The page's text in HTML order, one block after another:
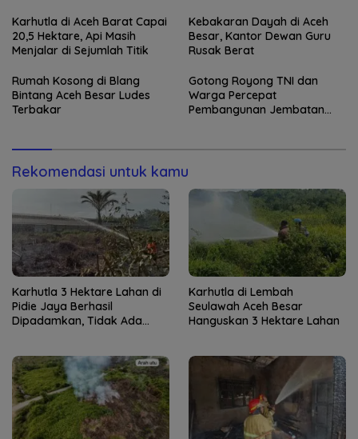
Karhutla di Aceh Barat Capai
20,5 Hektare, Api Masih
Menjalar di Sejumlah Titik
Kebakaran Dayah di Aceh
Besar, Kantor Dewan Guru
Rusak Berat
Rumah Kosong di Blang
Bintang Aceh Besar Ludes
Terbakar
Gotong Royong TNI dan
Warga Percepat
Pembangunan Jembatan
Rekomendasi untuk kamu
Karhutla 3 Hektare Lahan di
Pidie Jaya Berhasil
Dipadamkan, Tidak Ada
Karhutla di Lembah
Seulawah Aceh Besar
Hanguskan 3 Hektare Lahan